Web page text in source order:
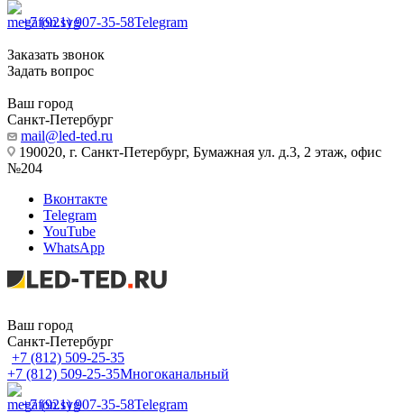
+7 (921) 907-35-58Telegram
Заказать звонок
Задать вопрос
Ваш город
Санкт-Петербург
mail@led-ted.ru
190020, г. Санкт-Петербург, Бумажная ул. д.3, 2 этаж, офис
№204
Вконтакте
Telegram
YouTube
WhatsApp
Ваш город
Санкт-Петербург
+7 (812) 509-25-35
+7 (812) 509-25-35Многоканальный
+7 (921) 907-35-58Telegram